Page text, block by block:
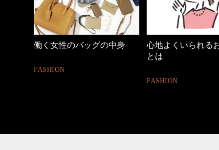
心地よくいられるおしゃれ
【ワーママのきれ
ュアル通勤】
FASHION